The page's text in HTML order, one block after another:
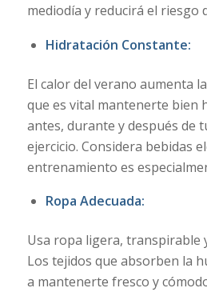
mediodía y reducirá el riesgo
Hidratación Constante:
El calor del verano aumenta
que es vital mantenerte bien
antes, durante y después de
ejercicio. Considera bebidas
entrenamiento es
Ropa Adecuada:
Usa ropa ligera, transpirable
Los tejidos que absorben la
a mantenerte fresco y